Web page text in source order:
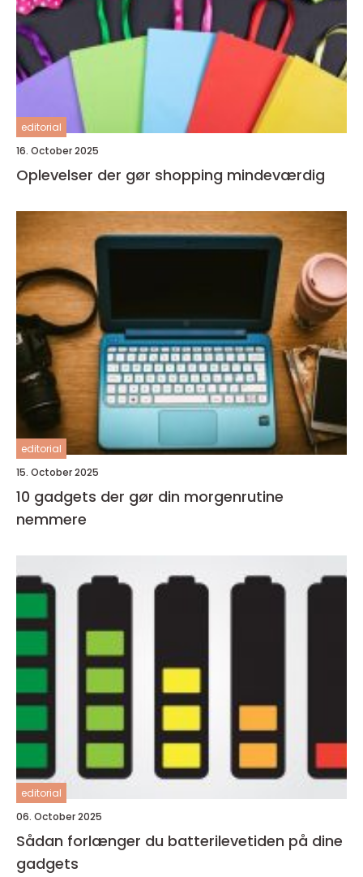
editorial
16. October 2025
Oplevelser der gør shopping mindeværdig
editorial
15. October 2025
10 gadgets der gør din morgenrutine
nemmere
editorial
06. October 2025
Sådan forlænger du batterilevetiden på dine
gadgets